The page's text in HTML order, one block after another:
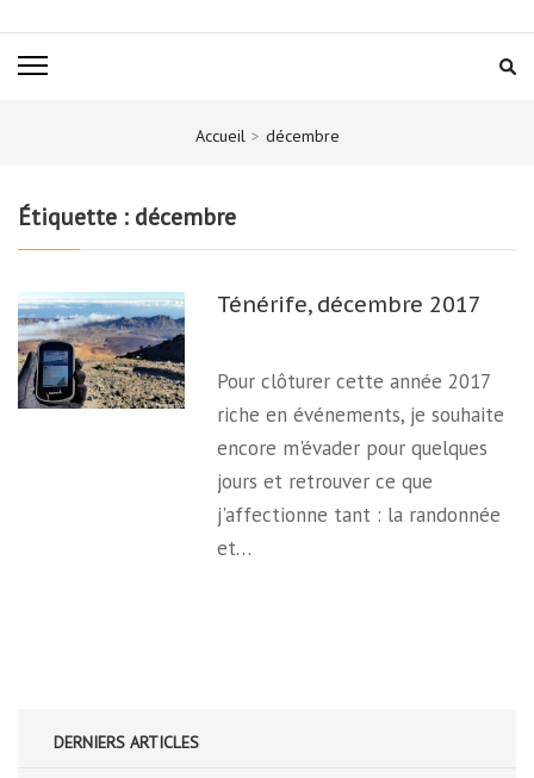
Accueil > décembre
Étiquette : décembre
Ténérife, décembre 2017
Pour clôturer cette année 2017
riche en événements, je souhaite
encore m'évader pour quelques
jours et retrouver ce que
j'affectionne tant : la randonnée
et…
DERNIERS ARTICLES